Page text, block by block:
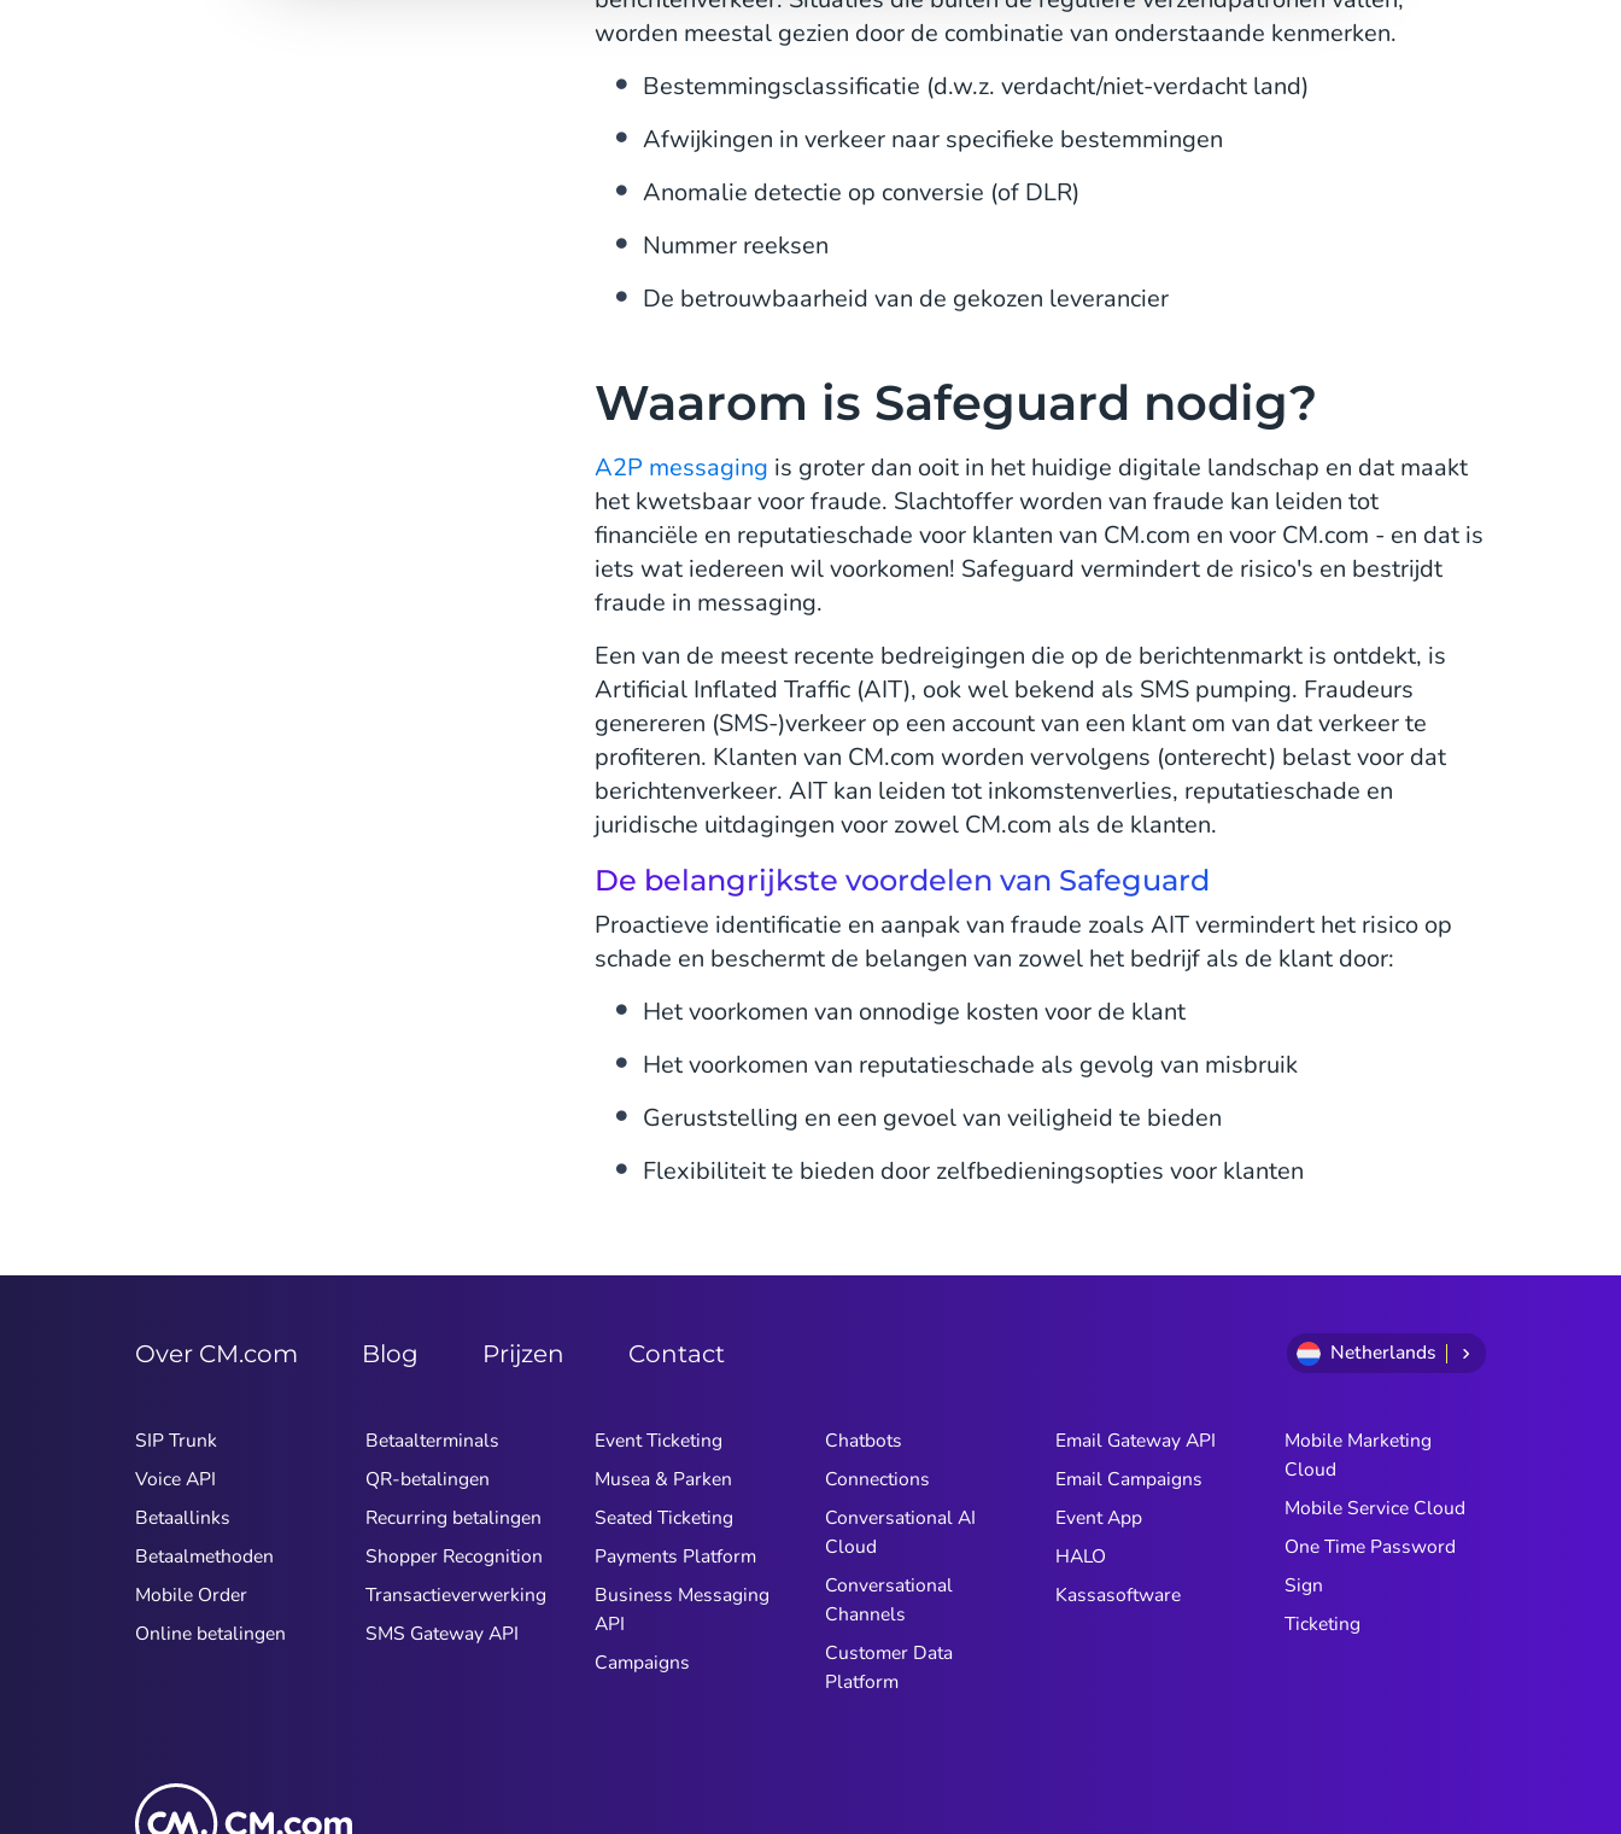
worden meestal gezien door de combinatie van onderstaande kenmerken.
Bestemmingsclassificatie (d.w.z. verdacht/niet-verdacht land)
Afwijkingen in verkeer naar specifieke bestemmingen
Anomalie detectie op conversie (of DLR)
Nummer reeksen
De betrouwbaarheid van de gekozen leverancier
Waarom is Safeguard nodig?
A2P messaging is groter dan ooit in het huidige digitale landschap en dat maakt
het kwetsbaar voor fraude. Slachtoffer worden van fraude kan leiden tot
financiële en reputatieschade voor klanten van CM.com en voor CM.com - en dat is
iets wat iedereen wil voorkomen! Safeguard vermindert de risico's en bestrijdt
fraude in messaging.
Een van de meest recente bedreigingen die op de berichtenmarkt is ontdekt, is
Artificial Inflated Traffic (AIT), ook wel bekend als SMS pumping. Fraudeurs
genereren (SMS-)verkeer op een account van een klant om van dat verkeer te
profiteren. Klanten van CM.com worden vervolgens (onterecht) belast voor dat
berichtenverkeer. AIT kan leiden tot inkomstenverlies, reputatieschade en
juridische uitdagingen voor zowel CM.com als de klanten.
De belangrijkste voordelen van Safeguard
Proactieve identificatie en aanpak van fraude zoals AIT vermindert het risico op
schade en beschermt de belangen van zowel het bedrijf als de klant door:
Het voorkomen van onnodige kosten voor de klant
Het voorkomen van reputatieschade als gevolg van misbruik
Geruststelling en een gevoel van veiligheid te bieden
Flexibiliteit te bieden door zelfbedieningsopties voor klanten
Over CM.com Blog Prijzen Contact Netherlands
SIP Trunk
Voice API
Betaallinks
Betaalmethoden
Mobile Order
Online betalingen
Betaalterminals
QR-betalingen
Recurring betalingen
Shopper Recognition
Transactieverwerking
SMS Gateway API
Event Ticketing
Musea & Parken
Seated Ticketing
Payments Platform
Business Messaging
API
Campaigns
Chatbots
Connections
Conversational AI
Cloud
Conversational
Channels
Customer Data
Platform
Email Gateway API
Email Campaigns
Event App
HALO
Kassasoftware
Mobile Marketing
Cloud
Mobile Service Cloud
One Time Password
Sign
Ticketing